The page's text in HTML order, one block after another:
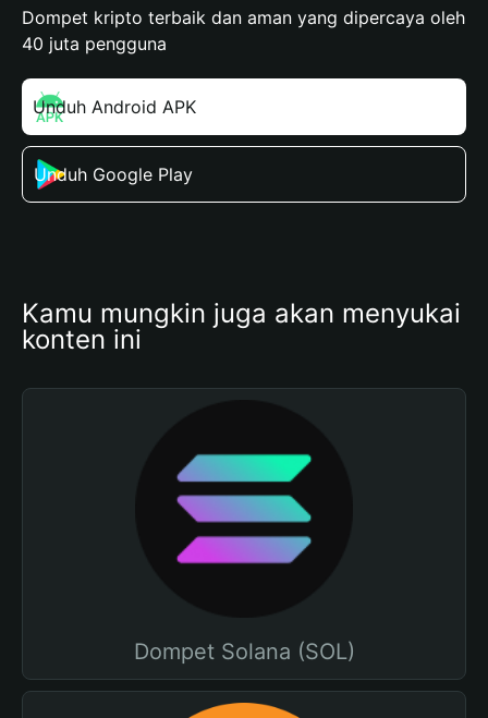
Dompet kripto terbaik dan aman yang dipercaya oleh
40 juta pengguna
Unduh Android APK
Unduh Google Play
Kamu mungkin juga akan menyukai
konten ini
Dompet Solana (SOL)